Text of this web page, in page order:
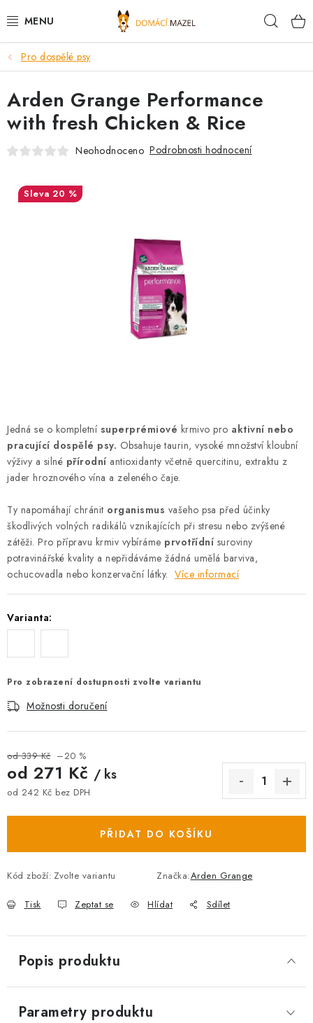
na
DOPORUČUJEME
VÝPRODEJ SKLADU
PSI
KONĚ
HODNOCENÍ OBCHODU
DOPRAVA PO OSTRAVĚ, HLUČÍNĚ A OKOLÍ
Obchodní podmínky
Zásady zpracování osobních údajů
Věrnostní slevy
Pro dospělé psy
Jedná se o kompletní superprémiové krmivo pro aktivní nebo
pracující dospělé psy. Obsahuje taurin, vysoké množství kloubní
výživy a silné přírodní antioxidanty včetně quercitinu, extraktu z
jader hroznového vína a zeleného čaje.
Ty napomáhají chránit organismus vašeho psa před účinky
škodlivých volných radikálů vznikajících při stresu nebo zvýšené
zátěži. Pro přípravu krmiv vybíráme prvotřídní suroviny
potravinářské kvality a nepřidáváme žádná umělá barviva,
ochucovadla nebo konzervační látky. Více informací
Varianta:
Pro zobrazení dostupnosti zvolte variantu
Možnosti doručení
od 339 Kč –20 %
od 271 Kč / ks
od 242 Kč bez DPH
PŘIDAT DO KOŠÍKU
Kód zboží: Zvolte variantu Značka:Arden Grange
Tisk Zeptat se Hlídat Sdílet
Arden Grange Performance
with fresh Chicken & Rice
Neohodnoceno Podrobnosti hodnocení
20 %
Popis produktu
Parametry produktu